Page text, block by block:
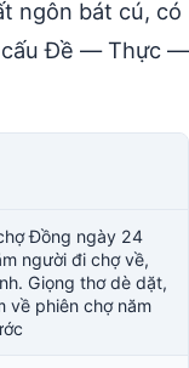
ngôn bát cú, có
cấu Đề — Thực —
Đồng ngày 24
người đi chợ về,
Giọng thơ dè dặt,
về phiên chợ năm